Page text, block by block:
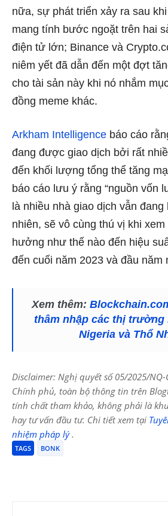
nữa, sự phát triển xảy ra sau
mang tính bước ngoặt trên hai
điện tử lớn; Binance và
niêm yết đã dẫn đến một đợt
cho tài sản này khi nó nhắm
đồng meme khác.
Arkham Intelligence báo cáo
đang được giao dịch bởi rất
đến khối lượng tổng thể tăng
báo cáo lưu ý rằng “nguồn vốn
là nhiều nhà giao dịch vẫn đang
nhiên, sẽ vô cùng thú vị khi
hưởng như thế nào đến hiệu
đến cuối năm 2023 và đầu năm
Xem thêm:
thâm nhập các thị trường
Nigeria và Thổ
Disclaimer: Nghị quyết số 05/2025/
Chính phủ, toàn bộ thông tin trên
tính chất tham khảo, không phải là
hay tư vấn đầu tư. Chi tiết xem tại
nhiệm pháp lý.
TAGS BONK